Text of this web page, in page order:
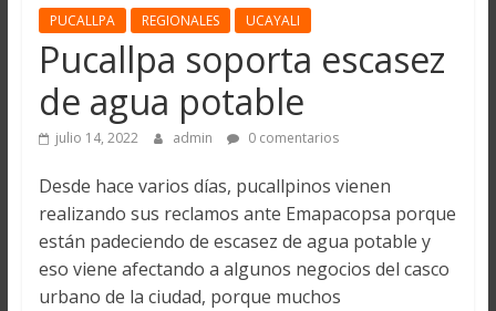
PUCALLPA REGIONALES UCAYALI
Pucallpa soporta escasez
de agua potable
julio 14, 2022 admin 0 comentarios
Desde hace varios días, pucallpinos vienen
realizando sus reclamos ante Emapacopsa porque
están padeciendo de escasez de agua potable y
eso viene afectando a algunos negocios del casco
urbano de la ciudad, porque muchos